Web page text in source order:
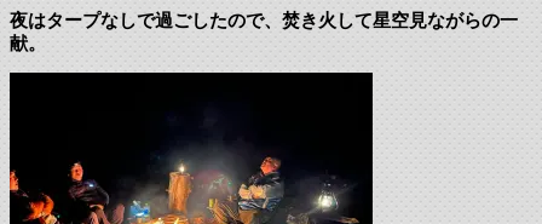
夜はタープなしで過ごしたので、焚き火して星空見ながらの一
献。